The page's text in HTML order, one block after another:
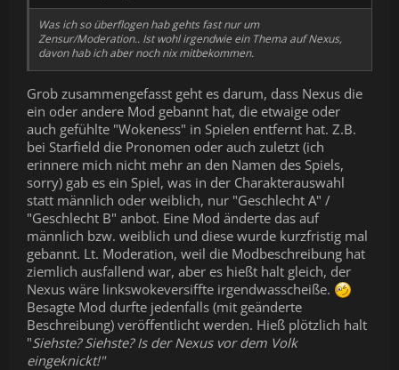
Was ich so überflogen hab gehts fast nur um
Zensur/Moderation.. Ist wohl irgendwie ein Thema auf Nexus,
davon hab ich aber noch nix mitbekommen.
Grob zusammengefasst geht es darum, dass Nexus die
ein oder andere Mod gebannt hat, die etwaige oder
auch gefühlte "Wokeness" in Spielen entfernt hat. Z.B.
bei Starfield die Pronomen oder auch zuletzt (ich
erinnere mich nicht mehr an den Namen des Spiels,
sorry) gab es ein Spiel, was in der Charakterauswahl
statt männlich oder weiblich, nur "Geschlecht A" /
"Geschlecht B" anbot. Eine Mod änderte das auf
männlich bzw. weiblich und diese wurde kurzfristig mal
gebannt. Lt. Moderation, weil die Modbeschreibung hat
ziemlich ausfallend war, aber es hießt halt gleich, der
Nexus wäre linkswokeversiffte irgendwasscheiße.
Besagte Mod durfte jedenfalls (mit geänderte
Beschreibung) veröffentlicht werden. Hieß plötzlich halt
"Siehste? Siehste? Is der Nexus vor dem Volk
eingeknickt!"